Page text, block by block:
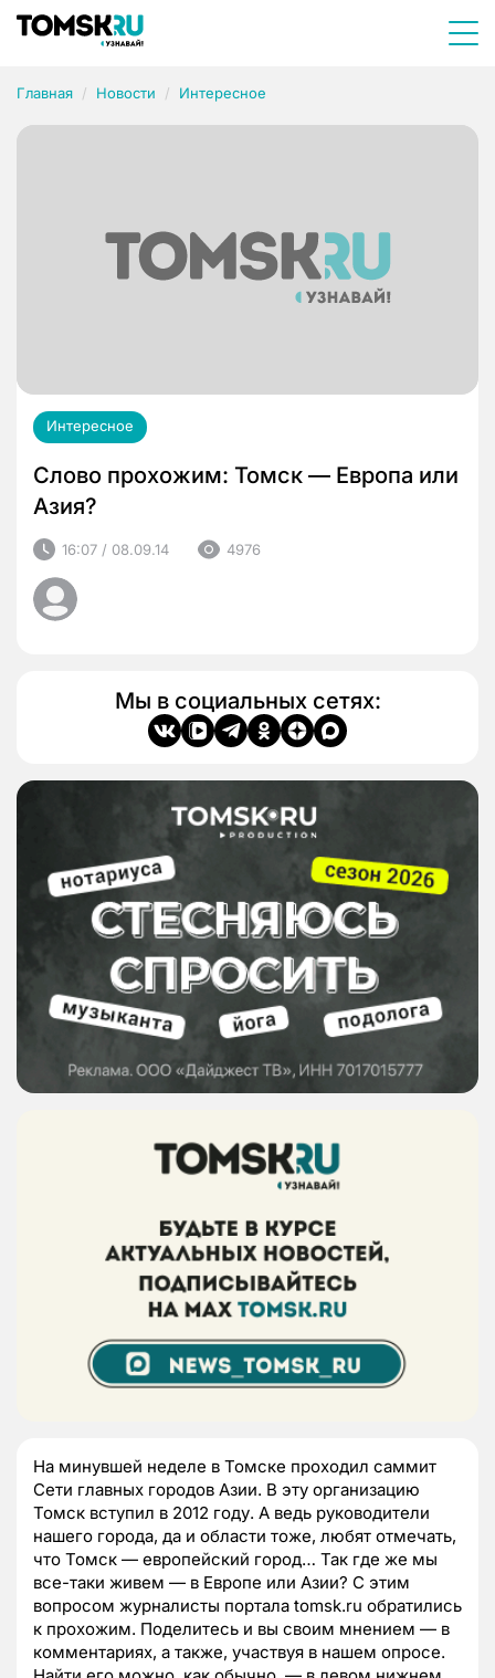
Главная Новости Интересное
Интересное
Слово прохожим: Томск — Европа или
Азия?
16:07 / 08.09.14 4976
Мы в социальных сетях:
На минувшей неделе в Томске проходил саммит
Сети главных городов Азии. В эту организацию
Томск вступил в 2012 году. А ведь руководители
нашего города, да и области тоже, любят отмечать,
что Томск — европейский город… Так где же мы
все-таки живем — в Европе или Азии? С этим
вопросом журналисты портала tomsk.ru обратились
к прохожим. Поделитесь и вы своим мнением — в
комментариях, а также, участвуя в нашем опросе.